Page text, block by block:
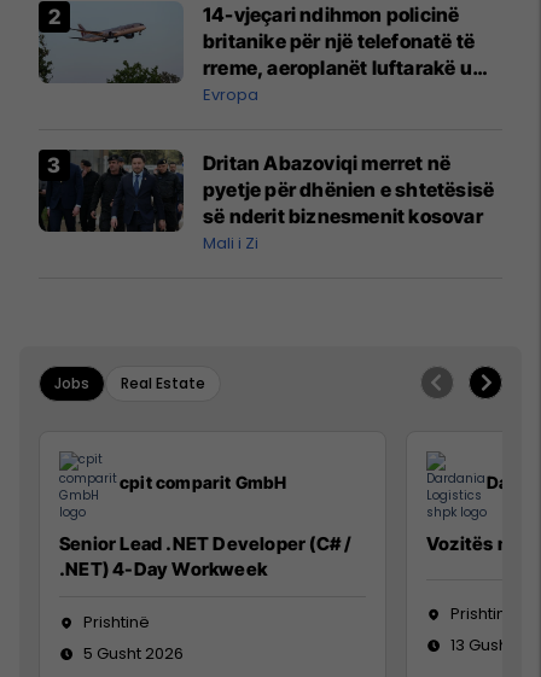
14-vjeçari ndihmon policinë
britanike për një telefonatë të
rreme, aeroplanët luftarakë u
ngritën në ajër për të
Mançesterit
Evropa
Dritan Abazoviqi merret në
pyetje për dhënien e shtetësisë
së nderit biznesmenit kosovar
Mali i Zi
Jobs Real Estate
cpit comparit GmbH
Senior Lead .NET Developer (C# /
.NET) 4-Day Workweek
Prishtinë
5 Gusht 2026
Vozitës me
Prishtinë
13 Gusht